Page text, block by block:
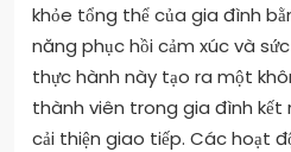
khỏe tổng thể của gia đình
năng phục hồi cảm xúc và
thực hành này tạo ra một
thành viên trong gia đình kết
cải thiện giao tiếp. Các hoạt